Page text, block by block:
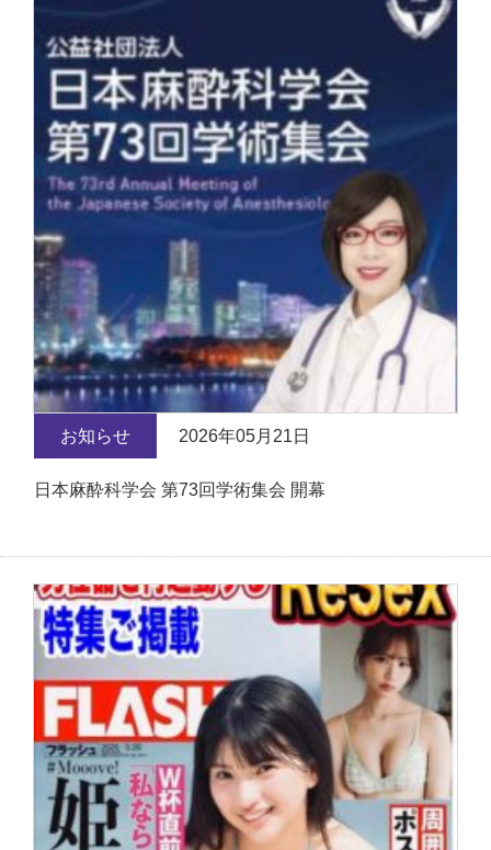
お知らせ 2026年05月21日
日本麻酔科学会 第73回学術集会 開幕